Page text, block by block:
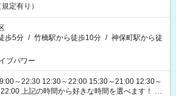
定有り）
歩5分 / 竹橋駅から徒歩10分 / 神保町駅から徒
ブパワー
～22:30 12:30～22:00 15:30～21:00 12:30～
を選べます！ ※